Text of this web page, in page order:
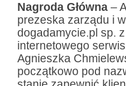
Nagroda Główna –
prezeska zarządu i
dogadamycie.pl sp.
internetowego
Agnieszka
początkowo pod